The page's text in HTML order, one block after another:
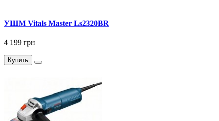
УШМ Vitals Master Ls2320BR
4 199 грн
Купить